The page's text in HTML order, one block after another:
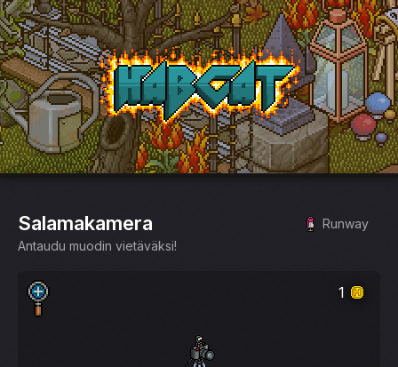
HabCat
Salamakamera
Runway
Antaudu muodin vietäväksi!
1